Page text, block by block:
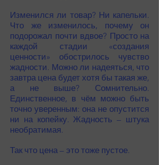
Изменился ли товар? Ни капельки.
Что же изменилось, почему он
подорожал почти вдвое? Просто на
каждой стадии «создания
ценности» обострилось чувство
жадности. Можно ли надеяться, что
завтра цена будет хотя бы такая же,
а не выше? Сомнительно.
Единственное, в чём можно быть
точно уверенным: она не опустится
ни на копейку. Жадность – штука
необратимая.
Так что цена – это тоже пустое.